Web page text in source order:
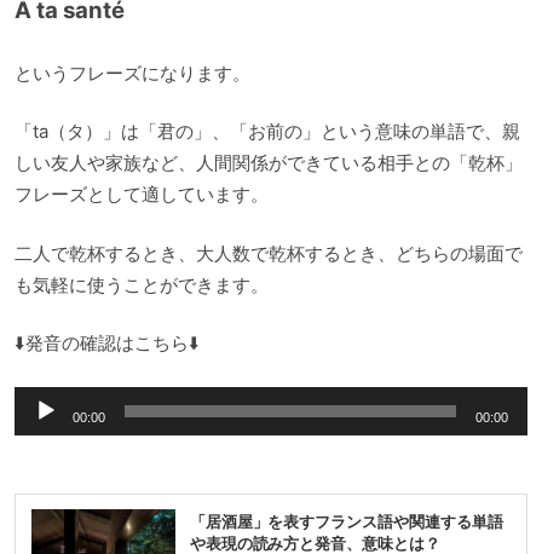
À ta santé
というフレーズになります。
「ta（タ）」は「君の」、「お前の」という意味の単語で、親
しい友人や家族など、人間関係ができている相手との「乾杯」
フレーズとして適しています。
二人で乾杯するとき、大人数で乾杯するとき、どちらの場面で
も気軽に使うことができます。
⬇️発音の確認はこちら⬇️
声
レ
ー
00:00 00:00
「居酒屋」を表すフランス語や関連する単語
や表現の読み方と発音、意味とは？